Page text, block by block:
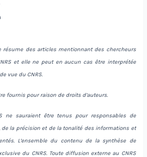
résume des articles mentionnant des chercheurs
et elle ne peut en aucun cas être interprétée
vue du CNRS.
fournis pour raison de droits d’auteurs.
ne sauraient être tenus pour responsables de
de la précision et de la tonalité des informations et
L’ensemble du contenu de la synthèse de
du CNRS. Toute diffusion externe au CNRS